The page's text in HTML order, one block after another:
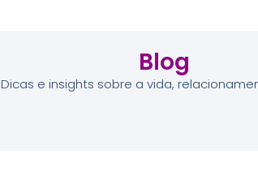
Blog
Dicas e insights sobre a vida,